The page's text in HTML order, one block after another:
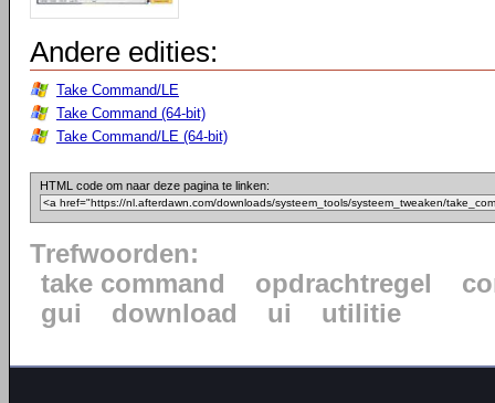
Andere edities:
Take Command/LE
Take Command (64-bit)
Take Command/LE (64-bit)
HTML code om naar deze pagina te linken:
Trefwoorden:
take command
opdrachtregel
gui
download ui utilitie